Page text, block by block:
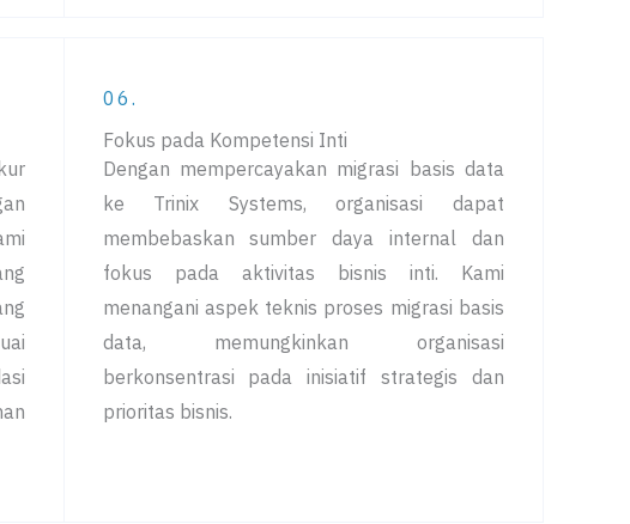
06.
Fokus pada Kompetensi Inti
Dengan mempercayakan migrasi basis data
ke Trinix Systems, organisasi dapat
membebaskan sumber daya internal dan
fokus pada aktivitas bisnis inti. Kami
menangani aspek teknis proses migrasi basis
data, memungkinkan organisasi
berkonsentrasi pada inisiatif strategis dan
prioritas bisnis.